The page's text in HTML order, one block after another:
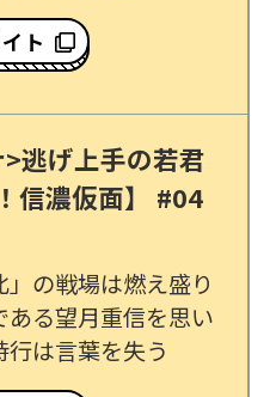
ト
逃げ上手の若君
信濃仮面】 #04
の戦場は燃え盛り
る望月重信を思い
は言葉を失う